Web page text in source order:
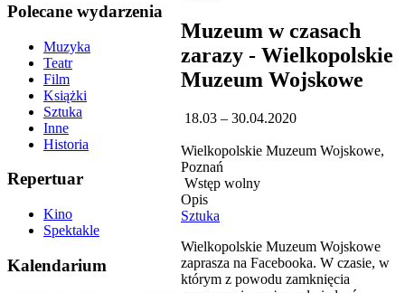
Polecane wydarzenia
Muzyka
Teatr
Film
Książki
Sztuka
Inne
Historia
Repertuar
Kino
Spektakle
Kalendarium
Muzeum w czasach
zarazy - Wielkopolskie
Muzeum Wojskowe
18.03 – 30.04.2020
Wielkopolskie Muzeum Wojskowe,
Poznań
Wstęp wolny
Opis
Sztuka
Wielkopolskie Muzeum Wojskowe
zaprasza na Facebooka. W czasie, w
którym z powodu zamknięcia